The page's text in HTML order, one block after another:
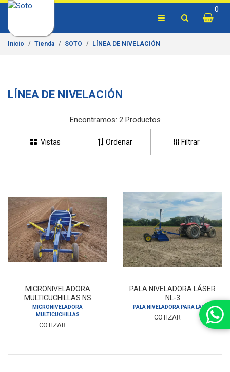
0
Inicio Tienda SOTO LÍNEA DE NIVELACIÓN
LÍNEA DE NIVELACIÓN
Encontramos: 2 Productos
Vistas Ordenar Filtrar
MICRONIVELADORA
MULTICUCHILLAS NS
MICRONIVELADORA
MULTICUCHILLAS
COTIZAR
PALA NIVELADORA LÁSER
NL-3
PALA NIVELADORA PARA LÁSER
COTIZAR